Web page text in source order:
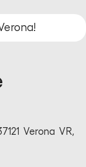
Verona VR,